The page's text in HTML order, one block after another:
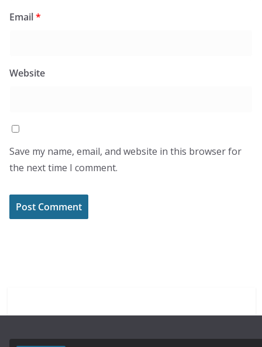
Email*
Website
Save my name, email, and website in this browser for
the next time I comment.